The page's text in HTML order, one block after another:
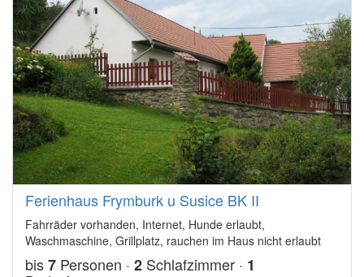
Ferienhaus Frymburk u Susice BK II
Fahrräder vorhanden, Internet, Hunde erlaubt,
Waschmaschine, Grillplatz, rauchen im Haus nicht erlaubt
bis7 Personen · 2 Schlafzimmer · 1